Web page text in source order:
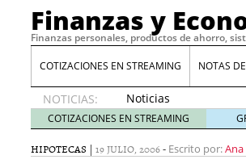
Finanzas y
Finanzas personales, productos de ahorro,
COTIZACIONES EN STREAMING NOTAS
NOTICIAS:
Noticias
de XRP
por qué
las
COTIZACIONES EN STREAMING
HIPOTECAS | 19 JULIO, 2006- Escrito por:Ana